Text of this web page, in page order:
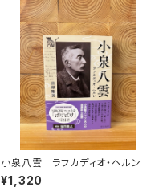
小泉八雲 ラフカディオ・ヘルン
¥1,320